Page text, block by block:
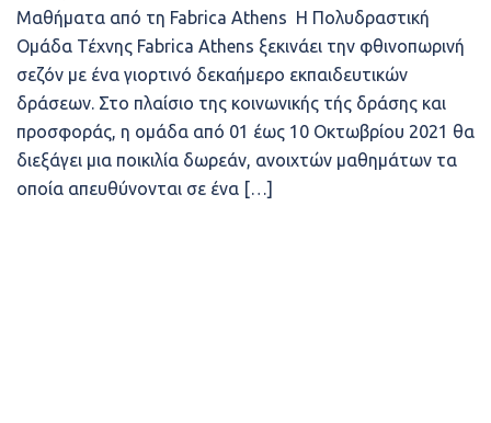
Μαθήματα από τη Fabrica Athens Η Πολυδραστική
Ομάδα Τέχνης Fabrica Athens ξεκινάει την φθινοπωρινή
σεζόν με ένα γιορτινό δεκαήμερο εκπαιδευτικών
δράσεων. Στο πλαίσιο της κοινωνικής τής δράσης και
προσφοράς, η ομάδα από 01 έως 10 Οκτωβρίου 2021 θα
διεξάγει μια ποικιλία δωρεάν, ανοιχτών μαθημάτων τα
οποία απευθύνονται σε ένα […]